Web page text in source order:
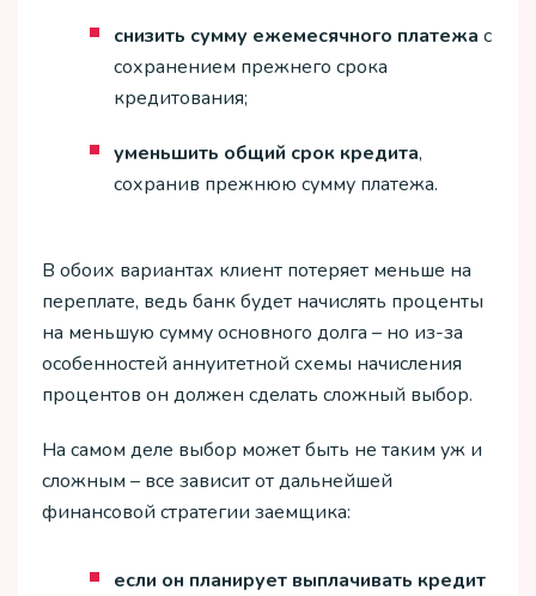
снизить сумму ежемесячного платежа с
сохранением прежнего срока
кредитования;
уменьшить общий срок кредита,
сохранив прежнюю сумму платежа.
В обоих вариантах клиент потеряет меньше на
переплате, ведь банк будет начислять проценты
на меньшую сумму основного долга – но из-за
особенностей аннуитетной схемы начисления
процентов он должен сделать сложный выбор.
На самом деле выбор может быть не таким уж и
сложным – все зависит от дальнейшей
финансовой стратегии заемщика:
если он планирует выплачивать кредит